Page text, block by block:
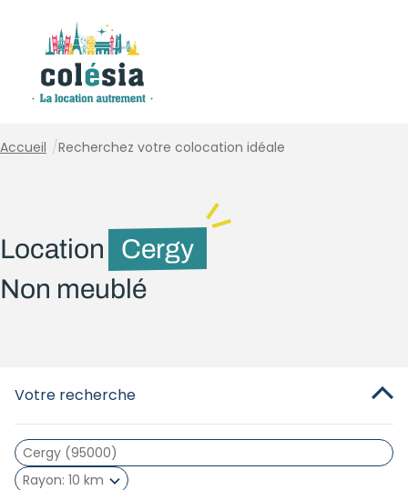
Accueil /Recherchez votre colocation idéale
Location
Cergy
Non meublé
Votre recherche
Rayon 10 km